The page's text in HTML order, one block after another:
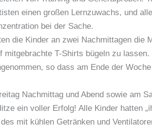
einen großen Lernzuwachs, und
bei der Sache.
die Kinder an zwei Nachmittagen die
mitgebrachte T-Shirts bügeln zu lassen.
so dass am Ende der
Nachmittag und Abend sowie am
ein voller Erfolg! Alle Kinder hatten
mit kühlen Getränken und